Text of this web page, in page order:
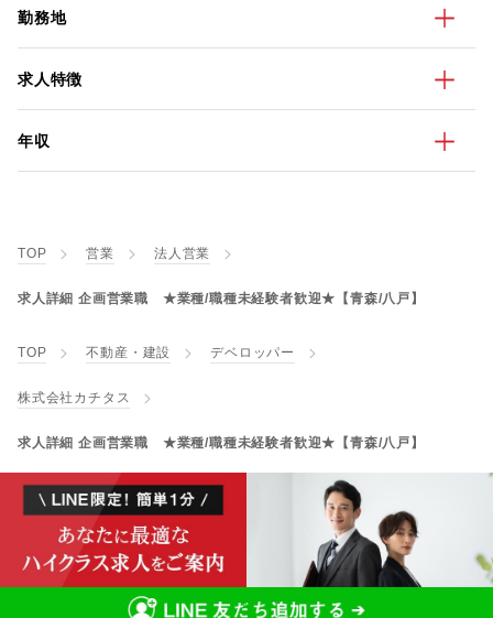
勤務地
求人特徴
年収
TOP 営業 法人営業
求人詳細 企画営業職 ★業種/職種未経験者歓迎★【青森/八戸】
TOP 不動産・建設 デベロッパー
株式会社カチタス
求人詳細 企画営業職 ★業種/職種未経験者歓迎★【青森/八戸】